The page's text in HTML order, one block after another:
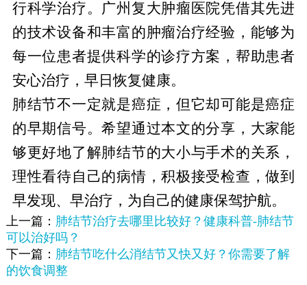
行科学治疗。广州复大肿瘤医院凭借其先进
的技术设备和丰富的肿瘤治疗经验，能够为
每一位患者提供科学的诊疗方案，帮助患者
安心治疗，早日恢复健康。
肺结节不一定就是癌症，但它却可能是癌症
的早期信号。希望通过本文的分享，大家能
够更好地了解肺结节的大小与手术的关系，
理性看待自己的病情，积极接受检查，做到
早发现、早治疗，为自己的健康保驾护航。
上一篇： 肺结节治疗去哪里比较好？健康科普-肺结节
可以治好吗？
下一篇： 肺结节吃什么消结节又快又好？你需要了解
的饮食调整